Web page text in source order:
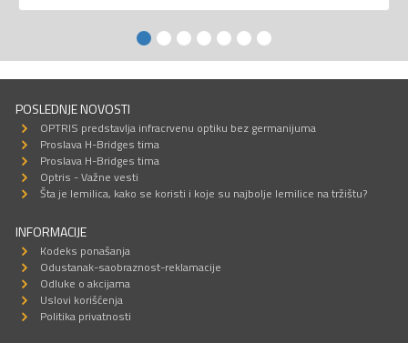
POSLEDNJE NOVOSTI
OPTRIS predstavlja infracrvenu optiku bez germanijuma
Proslava H-Bridges tima
Proslava H-Bridges tima
Optris - Važne vesti
Šta je lemilica, kako se koristi i koje su najbolje lemilice na tržištu?
INFORMACIJE
Kodeks ponašanja
Odustanak-saobraznost-reklamacije
Odluke o akcijama
Uslovi korišćenja
Politika privatnosti